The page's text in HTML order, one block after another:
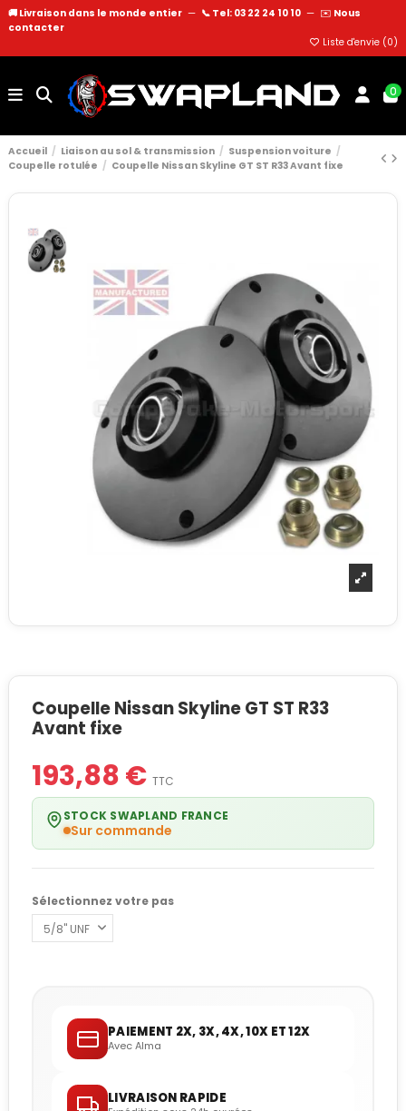
🚚 Livraison dans le monde entier — 📞 Tel: 03 22 24 10 10 — ✉️ Nous
contacter
Liste d'envie (0)
0
Accueil Liaison au sol & transmission
Suspension voiture
Coupelle rotulée
Coupelle Nissan Skyline GT ST R33 Avant fixe
Coupelle Nissan Skyline GT ST R33
Avant fixe
193,88 € TTC
STOCK SWAPLAND FRANCE
Sur commande
Sélectionnez votre pas
PAIEMENT 2X, 3X, 4X, 10X ET 12X
Avec Alma
LIVRAISON RAPIDE